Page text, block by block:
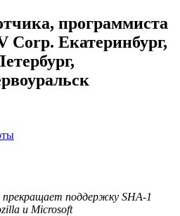
программиста
Corp. Екатеринбург,
прекращает поддержку SHA-1
и Microsoft